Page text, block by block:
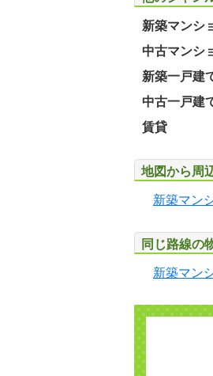
新築マンシ
中古マンシ
新築一戸建
中古一戸建
賃貸
地図から周
新築マン
同じ路線の
新築マン